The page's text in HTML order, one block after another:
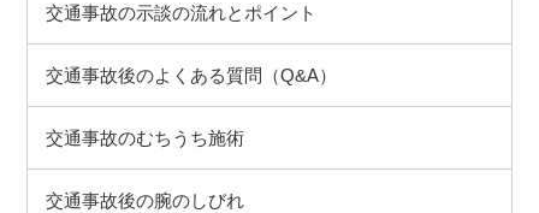
交通事故の示談の流れとポイント
交通事故後のよくある質問（Q&A）
交通事故のむちうち施術
交通事故後の腕のしびれ